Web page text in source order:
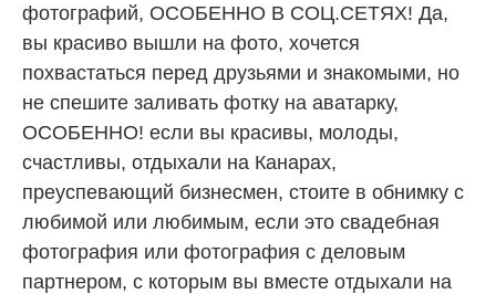
фотографий, ОСОБЕННО В СОЦ.СЕТЯХ! Да,
вы красиво вышли на фото, хочется
похвастаться перед друзьями и знакомыми, но
не спешите заливать фотку на аватарку,
ОСОБЕННО! если вы красивы, молоды,
счастливы, отдыхали на Канарах,
преуспевающий бизнесмен, стоите в обнимку с
любимой или любимым, если это свадебная
фотография или фотография с деловым
партнером, с которым вы вместе отдыхали на